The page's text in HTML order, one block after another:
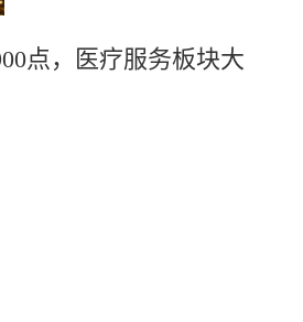
点，医疗服务板块大